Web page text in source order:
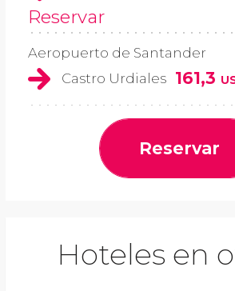
Reservar
Aeropuerto de Santander
Castro Urdiales 161,3
Reservar
Hoteles en